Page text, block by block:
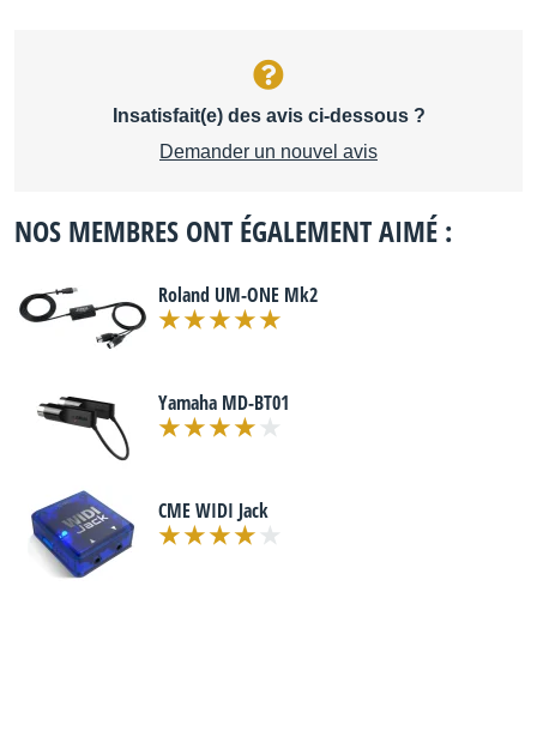
Insatisfait(e) des avis ci-dessous ?
Demander un nouvel avis
NOS MEMBRES ONT ÉGALEMENT AIMÉ :
Roland UM-ONE Mk2
Yamaha MD-BT01
CME WIDI Jack